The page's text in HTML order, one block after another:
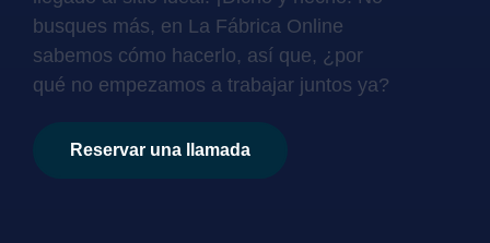
busques más, en La Fábrica Online
sabemos cómo hacerlo, así que, ¿por
qué no empezamos a trabajar juntos ya?
Reservar una llamada